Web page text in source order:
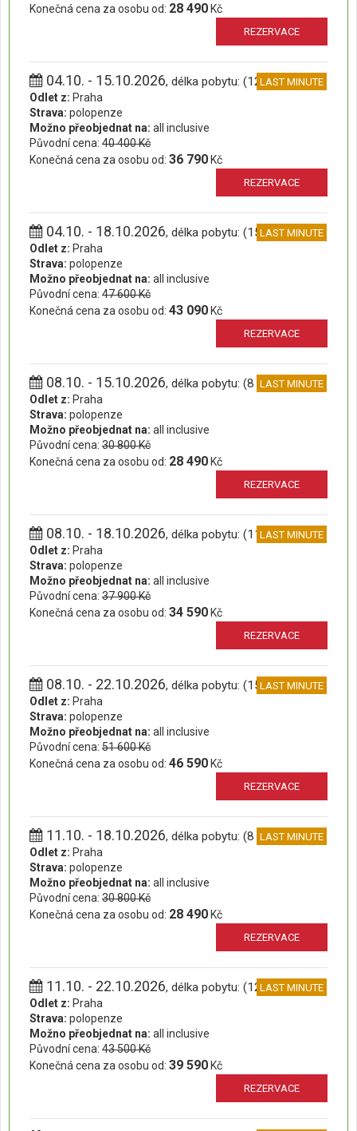
Konečná cena za osobu od: 28 490 Kč
REZERVACE
04.10. - 15.10.2026, délka pobytu: (12 dní)LAST MINUTE
Odlet z: Praha
Strava: polopenze
Možno přeobjednat na: all inclusive
Původní cena: 40 400 Kč
Konečná cena za osobu od: 36 790 Kč
REZERVACE
04.10. - 18.10.2026, délka pobytu: (15 dní)LAST MINUTE
Odlet z: Praha
Strava: polopenze
Možno přeobjednat na: all inclusive
Původní cena: 47 600 Kč
Konečná cena za osobu od: 43 090 Kč
REZERVACE
08.10. - 15.10.2026, délka pobytu: (8 dní)LAST MINUTE
Odlet z: Praha
Strava: polopenze
Možno přeobjednat na: all inclusive
Původní cena: 30 800 Kč
Konečná cena za osobu od: 28 490 Kč
REZERVACE
08.10. - 18.10.2026, délka pobytu: (11 dní)LAST MINUTE
Odlet z: Praha
Strava: polopenze
Možno přeobjednat na: all inclusive
Původní cena: 37 900 Kč
Konečná cena za osobu od: 34 590 Kč
REZERVACE
08.10. - 22.10.2026, délka pobytu: (15 dní)LAST MINUTE
Odlet z: Praha
Strava: polopenze
Možno přeobjednat na: all inclusive
Původní cena: 51 600 Kč
Konečná cena za osobu od: 46 590 Kč
REZERVACE
11.10. - 18.10.2026, délka pobytu: (8 dní)LAST MINUTE
Odlet z: Praha
Strava: polopenze
Možno přeobjednat na: all inclusive
Původní cena: 30 800 Kč
Konečná cena za osobu od: 28 490 Kč
REZERVACE
11.10. - 22.10.2026, délka pobytu: (12 dní)LAST MINUTE
Odlet z: Praha
Strava: polopenze
Možno přeobjednat na: all inclusive
Původní cena: 43 500 Kč
Konečná cena za osobu od: 39 590 Kč
REZERVACE